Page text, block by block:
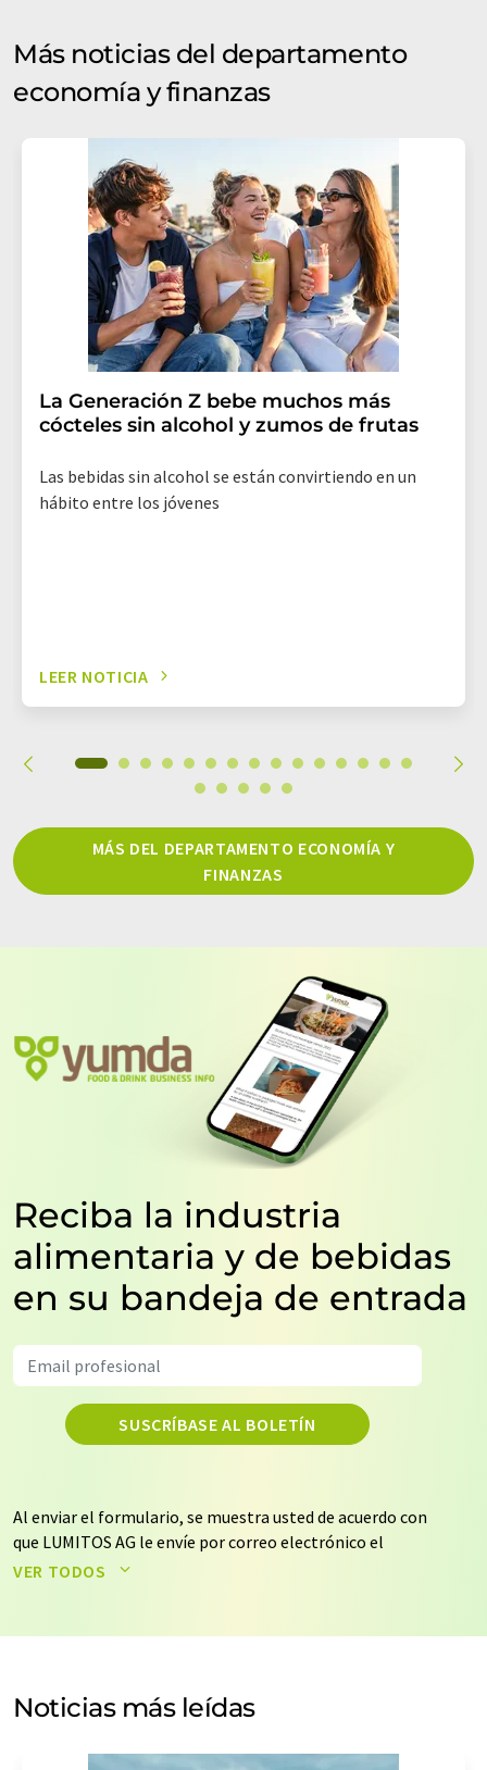
Más noticias del departamento
economía y finanzas
La Generación Z bebe muchos más
cócteles sin alcohol y zumos de frutas
Las bebidas sin alcohol se están convirtiendo en un
hábito entre los jóvenes
LEER NOTICIA
MÁS DEL DEPARTAMENTO ECONOMÍA Y
FINANZAS
Reciba la industria
alimentaria y de bebidas
en su bandeja de entrada
SUSCRÍBASE AL BOLETÍN
Al enviar el formulario, se muestra usted de acuerdo con
que LUMITOS AG le envíe por correo electrónico el
boletín o boletines seleccionados anteriormente. Sus
de nuestrapolítica de protección de datos. LUMITOS
electrónico a efectos publicitarios o de investigación de
mercado y opinión. Puede revocar en todo momento su
VER TODOS
Noticias más leídas